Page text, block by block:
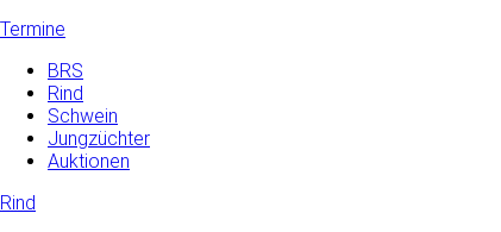
Termine
BRS
Rind
Schwein
Jungzüchter
Auktionen
Rind